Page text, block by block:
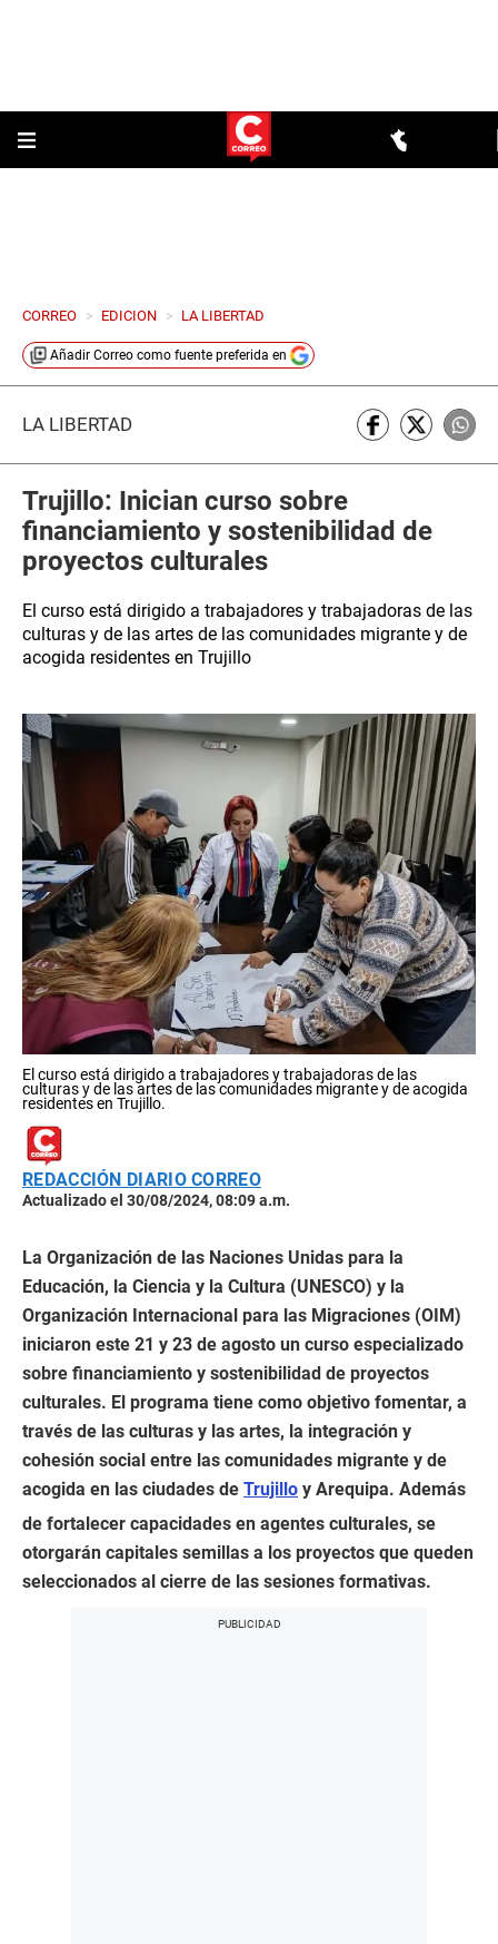
CORREO > EDICION > LA LIBERTAD
Añadir Correo como fuente preferida en
LA LIBERTAD
Trujillo: Inician curso sobre
financiamiento y sostenibilidad de
proyectos culturales
El curso está dirigido a trabajadores y trabajadoras de las
culturas y de las artes de las comunidades migrante y de
acogida residentes en Trujillo
El curso está dirigido a trabajadores y trabajadoras de las
culturas y de las artes de las comunidades migrante y de acogida
residentes en Trujillo.
REDACCIÓN DIARIO CORREO
Actualizado el 30/08/2024, 08:09 a.m.
La Organización de las Naciones Unidas para la
Educación, la Ciencia y la Cultura (UNESCO) y la
Organización Internacional para las Migraciones (OIM)
iniciaron este 21 y 23 de agosto un curso especializado
sobre financiamiento y sostenibilidad de proyectos
culturales. El programa tiene como objetivo fomentar, a
través de las culturas y las artes, la integración y
cohesión social entre las comunidades migrante y de
acogida en las ciudades de Trujillo y Arequipa. Además
de fortalecer capacidades en agentes culturales, se
otorgarán capitales semillas a los proyectos que queden
seleccionados al cierre de las sesiones formativas.